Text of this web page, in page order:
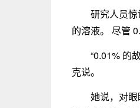
研究人员
的溶液。 尽管
“0.01% 的
克说。
她说，对